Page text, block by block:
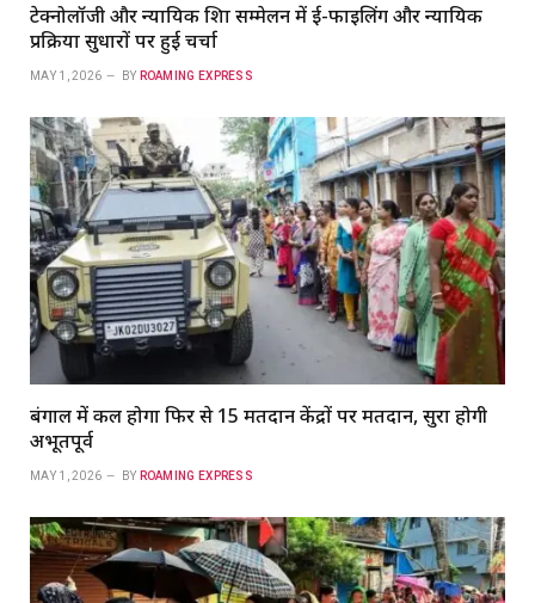
टेक्नोलॉजी और न्यायिक शिक्षा सम्मेलन में ई-फाइलिंग और न्यायिक
प्रक्रिया सुधारों पर हुई चर्चा
MAY 1, 2026 BY ROAMING EXPRESS
बंगाल में कल होगा फिर से 15 मतदान केंद्रों पर मतदान, सुरक्षा होगी
अभूतपूर्व
MAY 1, 2026 BY ROAMING EXPRESS